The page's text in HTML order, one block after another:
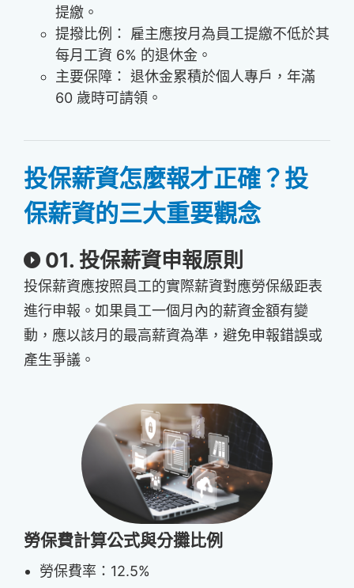
提繳。
提撥比例： 雇主應按月為員工提繳不低於其
每月工資 6% 的退休金。
主要保障： 退休金累積於個人專戶，年滿
60 歲時可請領。
投保薪資怎麼報才正確？投
保薪資的三大重要觀念
01. 投保薪資申報原則
投保薪資應按照員工的實際薪資對應勞保級距表
進行申報。如果員工一個月內的薪資金額有變
動，應以該月的最高薪資為準，避免申報錯誤或
產生爭議。
勞保費計算公式與分攤比例
勞保費率：12.5%